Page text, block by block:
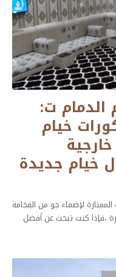
الدمام ت:
ديكورات خيام
خيام جديدة
لإضفاء جو من الفخامة
،فإذا كنت تبحث عن أفضل